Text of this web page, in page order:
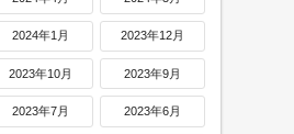
2024年1月 2023年12月
2023年10月 2023年9月
2023年7月 2023年6月